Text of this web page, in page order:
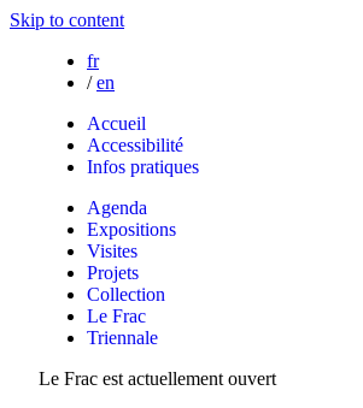
Skip to content
fr
/ en
Accueil
Accessibilité
Infos pratiques
Agenda
Expositions
Visites
Projets
Collection
Le Frac
Triennale
Le Frac est actuellement ouvert